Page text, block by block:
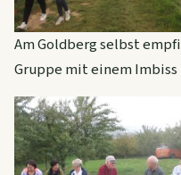
Am Goldberg selbst
Gruppe mit einem